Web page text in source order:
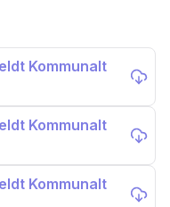
Kommunalt
Kommunalt
Kommunalt